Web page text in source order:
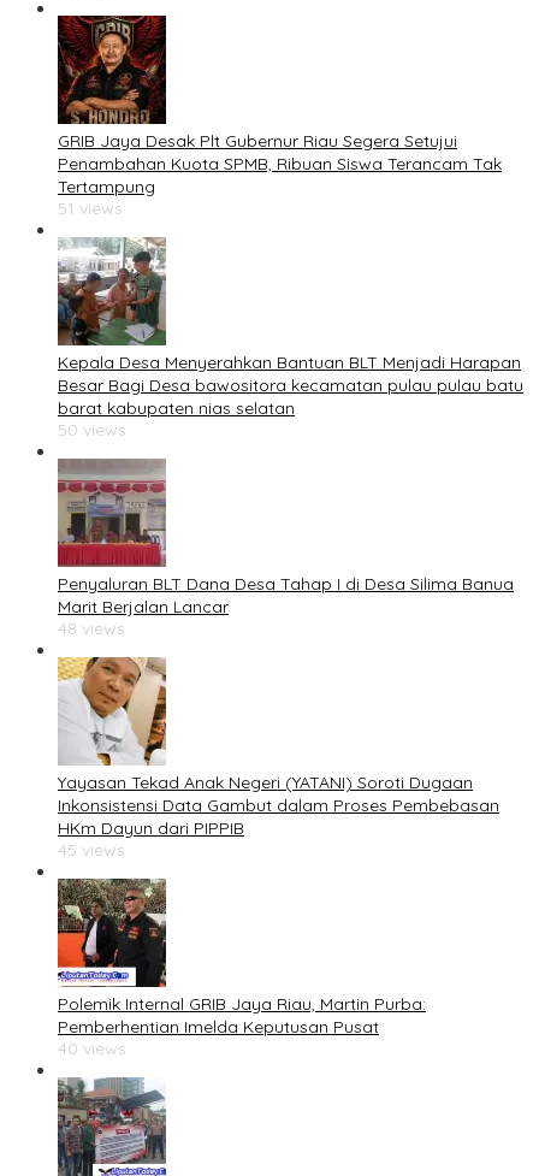
GRIB Jaya Desak Plt Gubernur Riau Segera Setujui
Penambahan Kuota SPMB, Ribuan Siswa Terancam Tak
Tertampung
51 views
Kepala Desa Menyerahkan Bantuan BLT Menjadi Harapan
Besar Bagi Desa bawositora kecamatan pulau pulau batu
barat kabupaten nias selatan
50 views
Penyaluran BLT Dana Desa Tahap I di Desa Silima Banua
Marit Berjalan Lancar
48 views
Yayasan Tekad Anak Negeri (YATANI) Soroti Dugaan
Inkonsistensi Data Gambut dalam Proses Pembebasan
HKm Dayun dari PIPPIB
45 views
Polemik Internal GRIB Jaya Riau, Martin Purba:
Pemberhentian Imelda Keputusan Pusat
40 views